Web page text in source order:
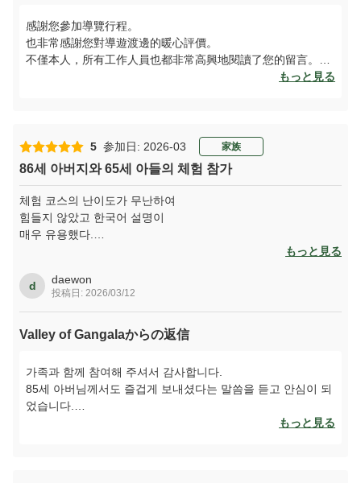
感謝您參加導覽行程。
也非常感謝您對導遊渡邊的暖心評價。
不僅本人，所有工作人員也都非常高興地閱讀了您的留言。
感謝您不僅對自然景觀，也從考古學與人類學的角度產生興
ガイドツアーにご参加いただきありがとうございます。 ガイ
ド渡邊への嬉しいお言葉も本当にありがとうございます。 本
人だけでなく、スタッフ一同嬉しくよませていただきまし
た。 自然だけでなく、考古学・人類学の観点からも興味をも
ってくださり、ありがとうございます。 ぜひ、また沖縄に、
日本におこしいただけますと幸いです。
もっと見る
5 参加日: 2026-03 家族
86세 아버지와 65세 아들의 체험 참가
체험 코스의 난이도가 무난하여
힘들지 않았고 한국어 설명이
매우 유용했다.
어디에서도 경험하지 못한 멋진
체험이었다.
もっと見る
d daewon
投稿日: 2026/03/12
Valley of Gangalaからの返信
가족과 함께 참여해 주셔서 감사합니다.
85세 아버님께서도 즐겁게 보내셨다는 말씀을 듣고 안심이 되
었습니다.
부디 다시 오키나와에, 그리고 일본에 방문해 주시기를 바랍니
もっと見る